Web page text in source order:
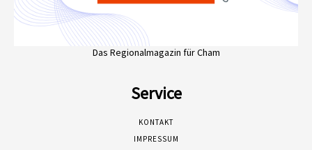
Das Regionalmagazin für Cham
Service
KONTAKT
IMPRESSUM